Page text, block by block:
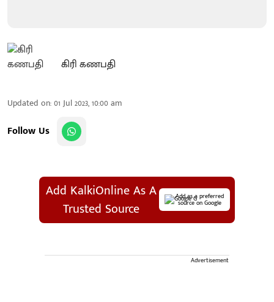
கிரி கணபதி
Updated on:01 Jul 2023, 10:00 am
Follow Us
Add KalkiOnline As A
Trusted Source
Add as a preferred
source on Google
Advertisement